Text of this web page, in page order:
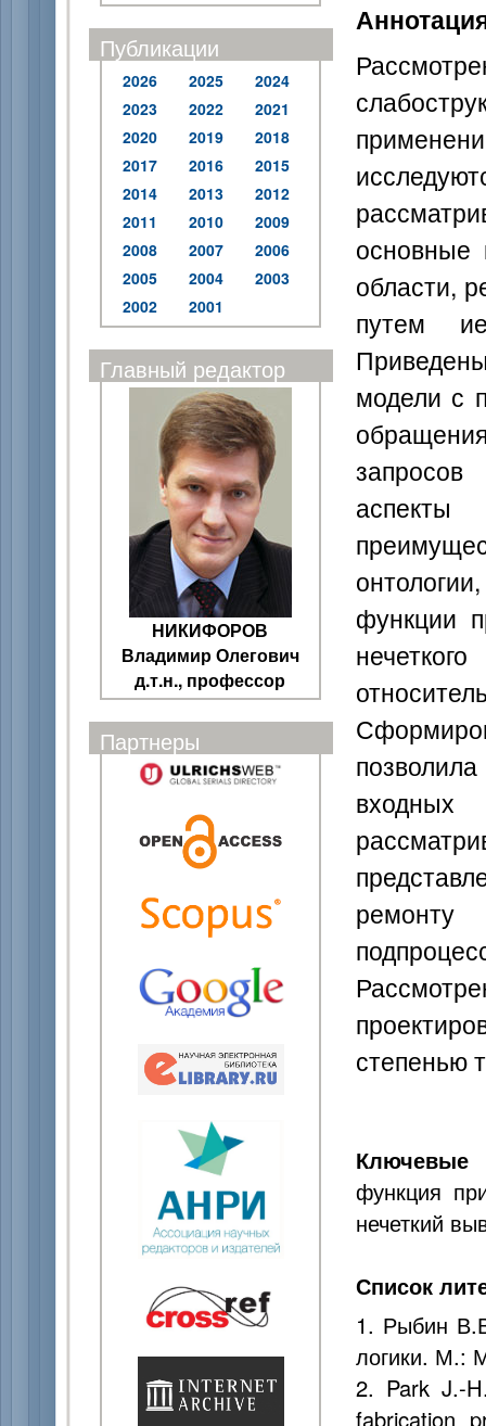
Публикации
2026 2025
2024
2023
2022
2021
2020
2019
2018
2017
2016
2015
2014
2013
2012
2011
2010
2009
2008
2007
2006
2005
2004
2003
2002
2001
Главный редактор
НИКИФОРОВ
Владимир Олегович
д.т.н., профессор
Партнеры
основные
области,
путем
модели с
функции
степенью
Ключевые
функция
нечеткий
Список
1. Рыбин
логики. М.:
2. Park J.-
fabrication